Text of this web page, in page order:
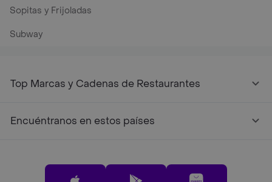
Sopitas y Frijoladas
Subway
Top Marcas y Cadenas de Restaurantes
Encuéntranos en estos países